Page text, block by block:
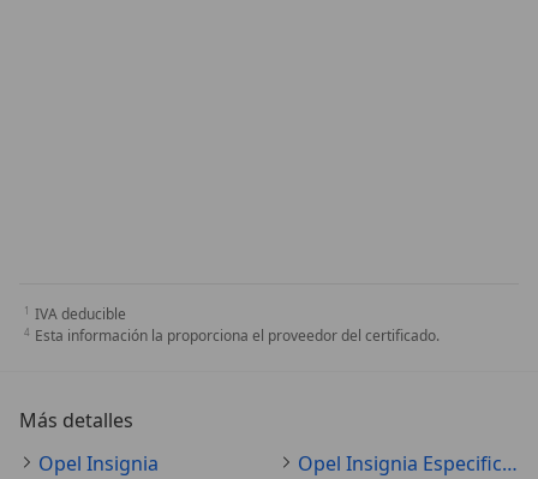
IVA deducible
Esta información la proporciona el proveedor del certificado.
Más detalles
Opel Insignia
Opel Insignia Especificaciones técnicas